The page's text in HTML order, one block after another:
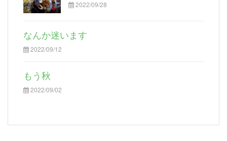
2022/09/28
なんか迷います
2022/09/12
もう秋
2022/09/02